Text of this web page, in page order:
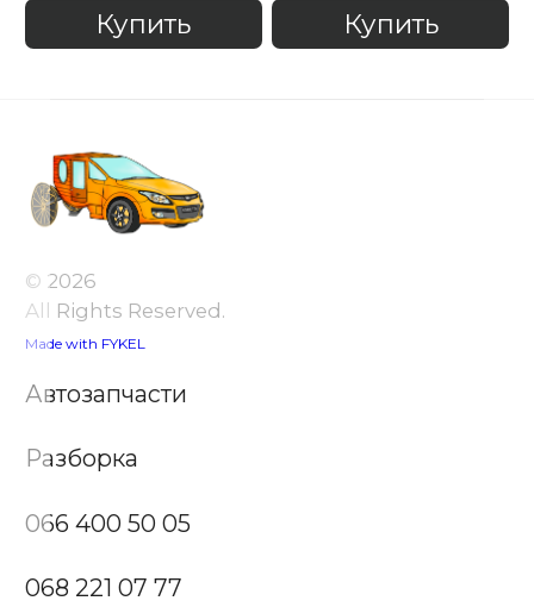
Купить Купить
© 2026
All Rights Reserved.
Made with FYKEL
Автозапчасти
Разборка
066 400 50 05
068 221 07 77